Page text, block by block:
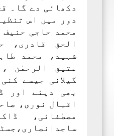
دکھائی دے گا۔
دور میں اس
محمد حاجی
الحق قادری،
شہید، محمد
عتیق الرحمٰن
گیلانی جیسے
بھی دیئے اور
اقبال نوری،
مصطفائی،